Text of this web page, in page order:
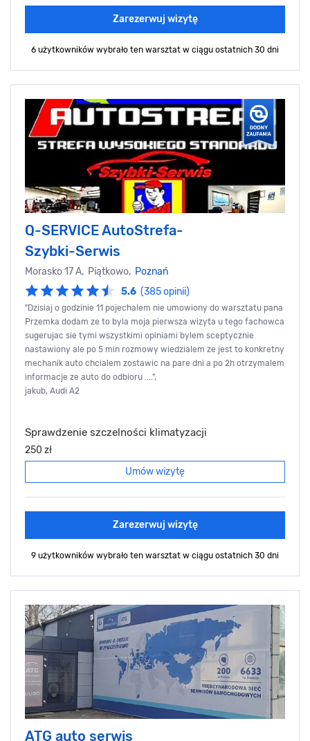
Zarezerwuj wizytę
6 użytkowników wybrało ten warsztat w ciągu ostatnich 30 dni
Q-SERVICE AutoStrefa-
Szybki-Serwis
Morasko 17 A, Piątkowo, Poznań
5.6 (385 opinii)
"Dzisiaj o godzinie 11 pojechalem nie umowiony do warsztatu pana
Przemka dodam ze to byla moja pierwsza wizyta u tego fachowca
sugerujac sie tymi wszystkimi opiniami bylem sceptycznie
nastawiony ale po 5 min rozmowy wiedzialem ze jest to konkretny
mechanik auto chcialem zostawic na pare dni a po 2h otrzymalem
informacje ze auto do odbioru ....",
jakub, Audi A2
Sprawdzenie szczelności klimatyzacji
250 zł
Umów wizytę
Zarezerwuj wizytę
9 użytkowników wybrało ten warsztat w ciągu ostatnich 30 dni
ATG auto serwis